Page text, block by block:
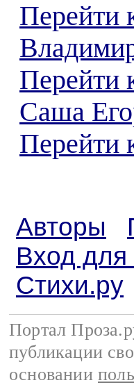
Перейти
Перейти
Саша
Перейти
Авторы
Вход для
Стихи.ру
Портал
публикации
основании